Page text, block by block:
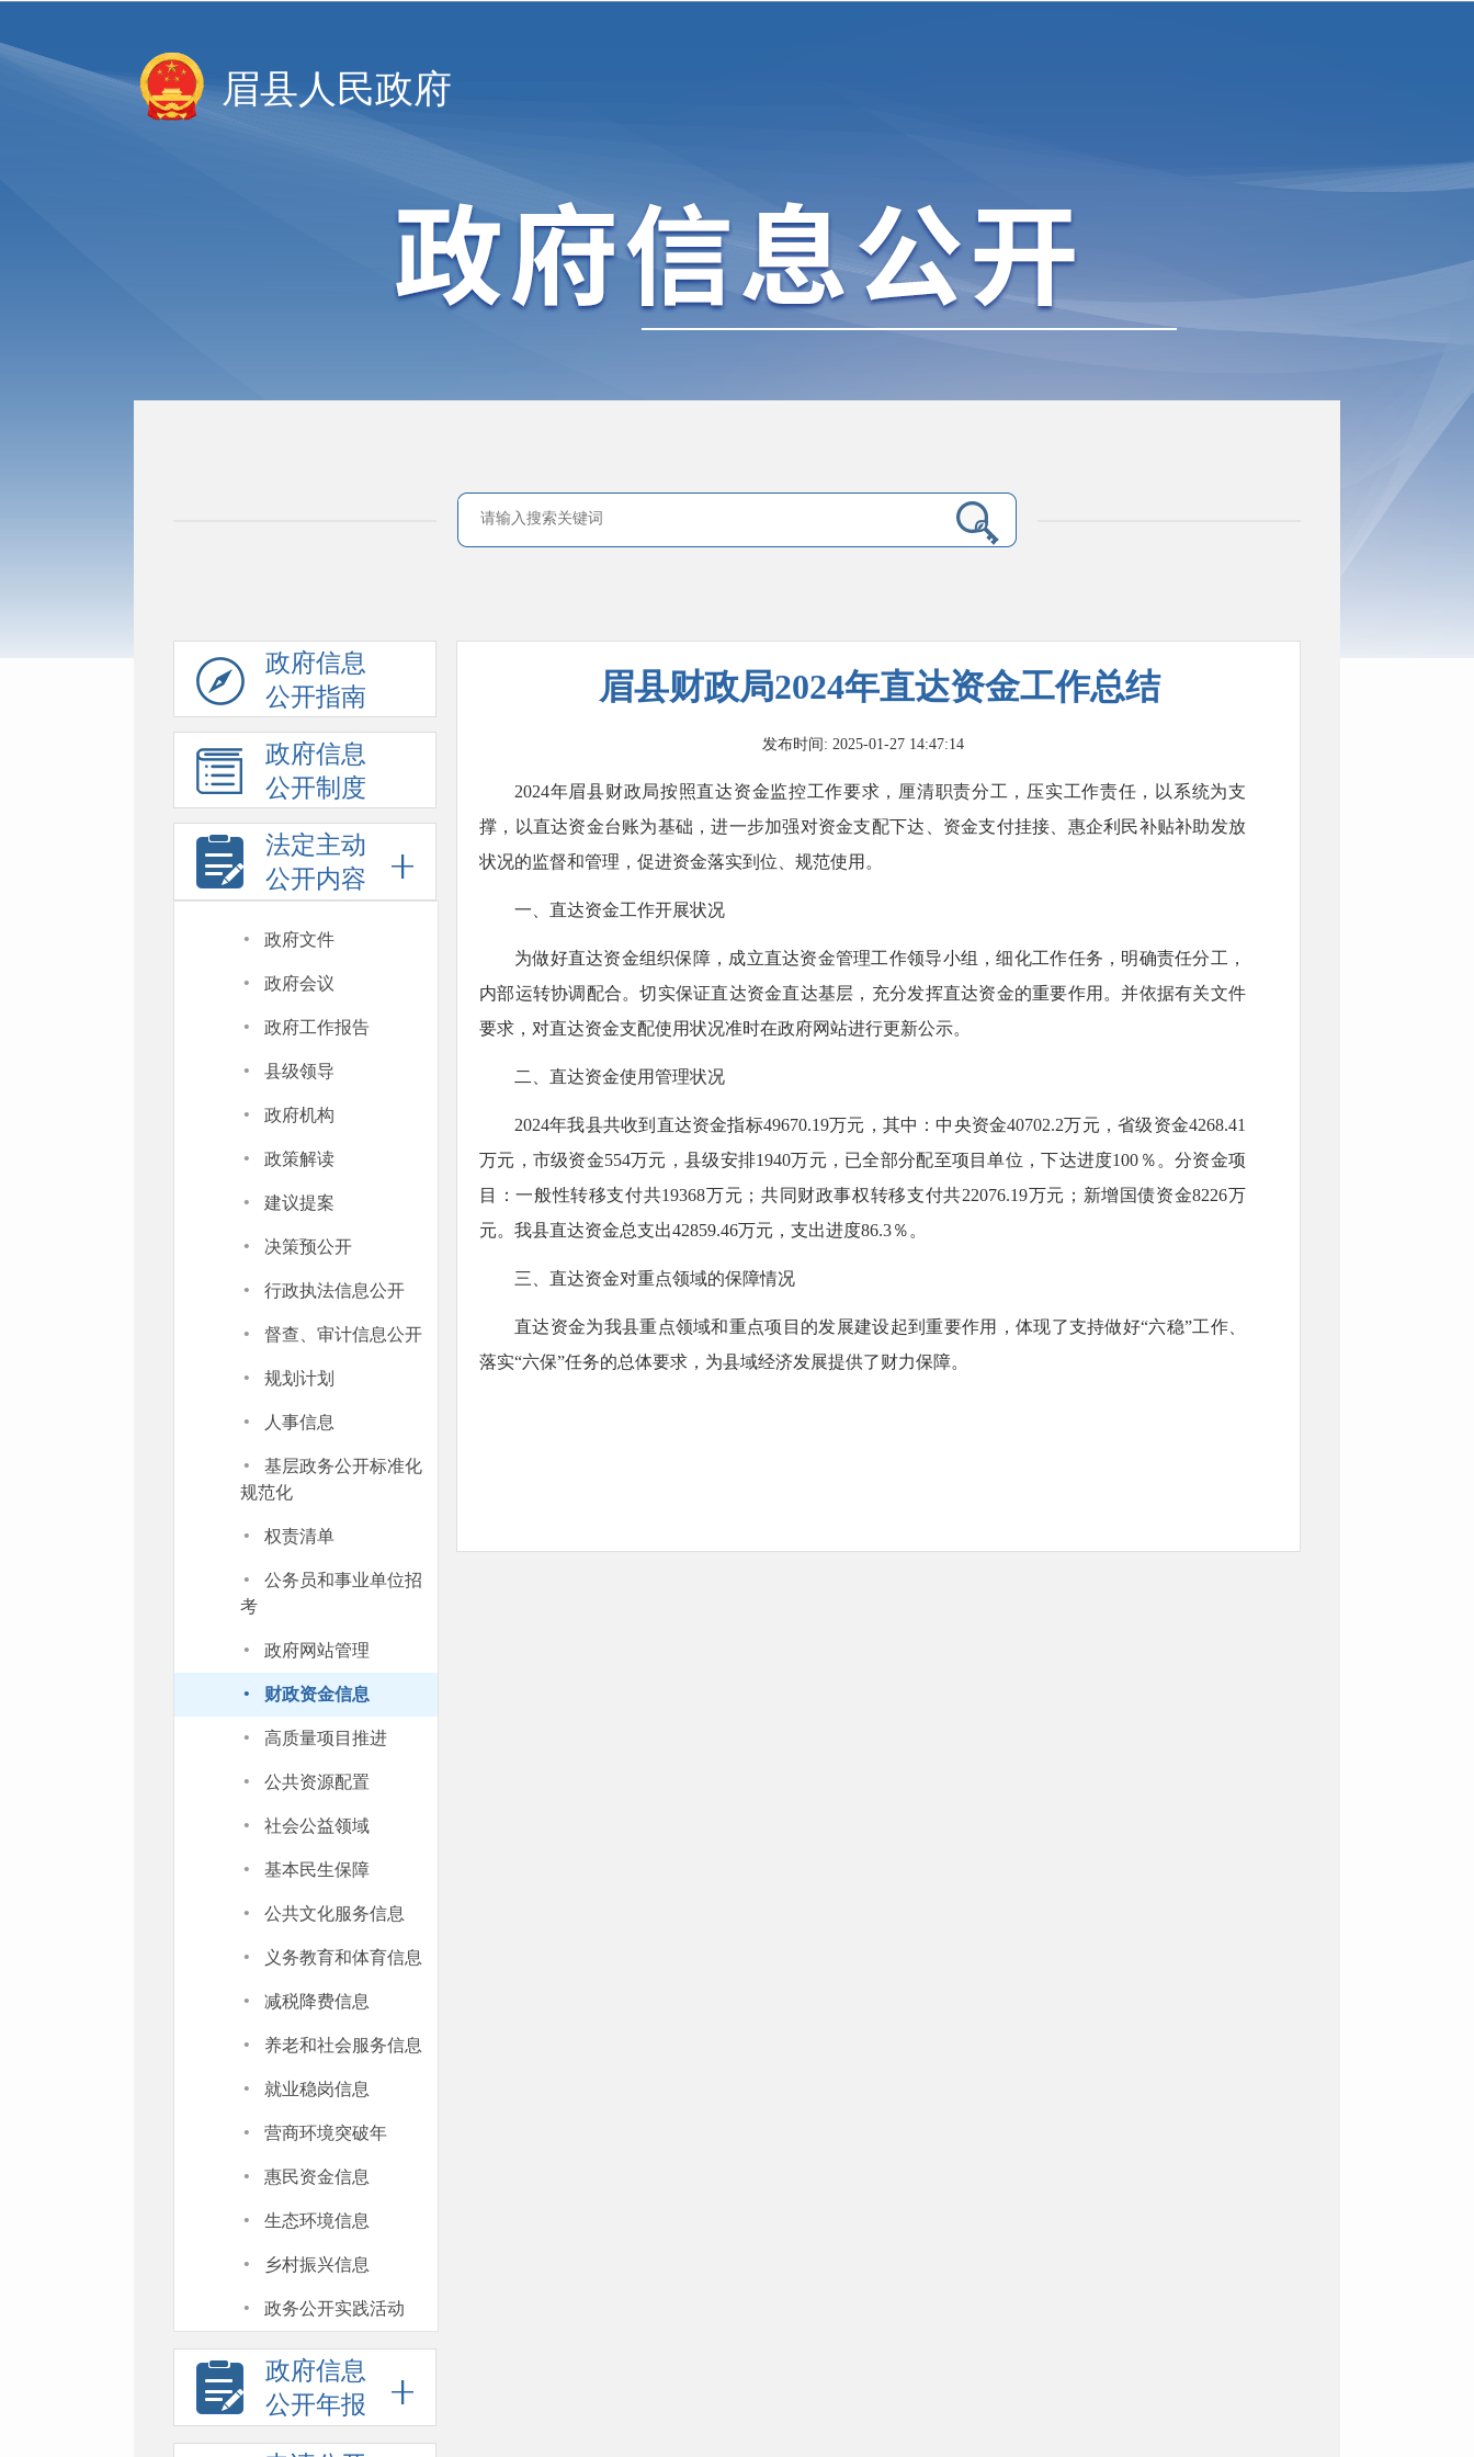
眉县人民政府
政府信息
公开指南
政府信息
公开制度
法定主动
公开内容
· 政府文件
· 政府会议
· 政府工作报告
· 县级领导
· 政府机构
· 政策解读
· 建议提案
· 决策预公开
· 行政执法信息公开
· 督查、审计信息公开
· 规划计划
· 人事信息
·
基层政务公开标准化
规范化
· 权责清单
·
公务员和事业单位招
考
· 政府网站管理
· 财政资金信息
· 高质量项目推进
· 公共资源配置
· 社会公益领域
· 基本民生保障
· 公共文化服务信息
· 义务教育和体育信息
· 减税降费信息
· 养老和社会服务信息
· 就业稳岗信息
· 营商环境突破年
· 惠民资金信息
· 生态环境信息
· 乡村振兴信息
· 政务公开实践活动
政府信息
公开年报
眉县财政局2024年直达资金工作总结
发布时间: 2025-01-27 14:47:14
2024年眉县财政局按照直达资金监控工作要求，厘清职责分工，压实工作责任，以系统为支
撑，以直达资金台账为基础，进一步加强对资金支配下达、资金支付挂接、惠企利民补贴补助发放
状况的监督和管理，促进资金落实到位、规范使用。
一、直达资金工作开展状况
为做好直达资金组织保障，成立直达资金管理工作领导小组，细化工作任务，明确责任分工，
内部运转协调配合。切实保证直达资金直达基层，充分发挥直达资金的重要作用。并依据有关文件
要求，对直达资金支配使用状况准时在政府网站进行更新公示。
二、直达资金使用管理状况
2024年我县共收到直达资金指标49670.19万元，其中：中央资金40702.2万元，省级资金4268.41
万元，市级资金554万元，县级安排1940万元，已全部分配至项目单位，下达进度100％。分资金项
目：一般性转移支付共19368万元；共同财政事权转移支付共22076.19万元；新增国债资金8226万
元。我县直达资金总支出42859.46万元，支出进度86.3％。
三、直达资金对重点领域的保障情况
直达资金为我县重点领域和重点项目的发展建设起到重要作用，体现了支持做好“六稳”工作、
落实“六保”任务的总体要求，为县域经济发展提供了财力保障。